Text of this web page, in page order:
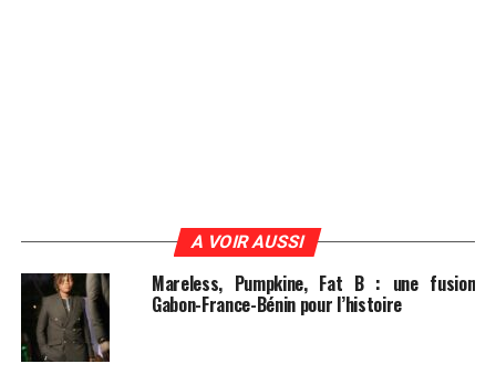
A VOIR AUSSI
Mareless, Pumpkine, Fat B : une fusion
Gabon-France-Bénin pour l’histoire